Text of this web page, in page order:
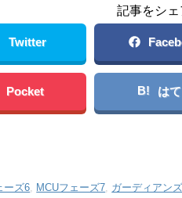
記事をシェ
Twitter
Pocket B! は
ーズ6 MCUフェーズ7 ガーディアン